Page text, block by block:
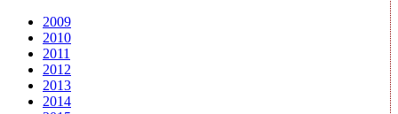
2009
2010
2011
2012
2013
2014